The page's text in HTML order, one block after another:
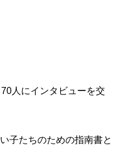
人にインタビューを交
子たちのための指南書と